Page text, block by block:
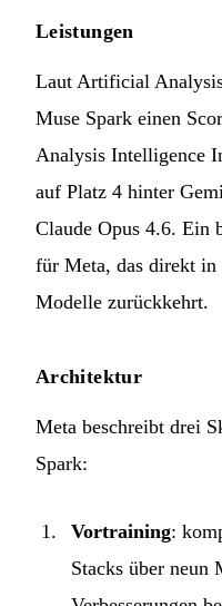
Leistungen
Laut Artificial
Muse Spark einen
Analysis Intelligence
auf Platz 4 hinter
Claude Opus 4.6. Ein
für Meta, das direkt
Modelle zurückkehrt.
Architektur
Meta beschreibt drei
Spark:
Vortraining:
Stacks über neun